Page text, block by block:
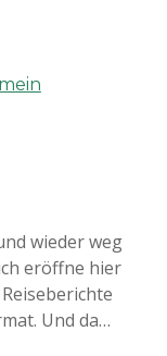
wieder weg
eröffne hier
Und da…